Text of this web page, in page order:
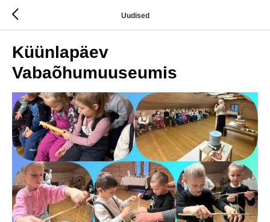
Uudised
Küünlapäev
Vabaõhumuuseumis